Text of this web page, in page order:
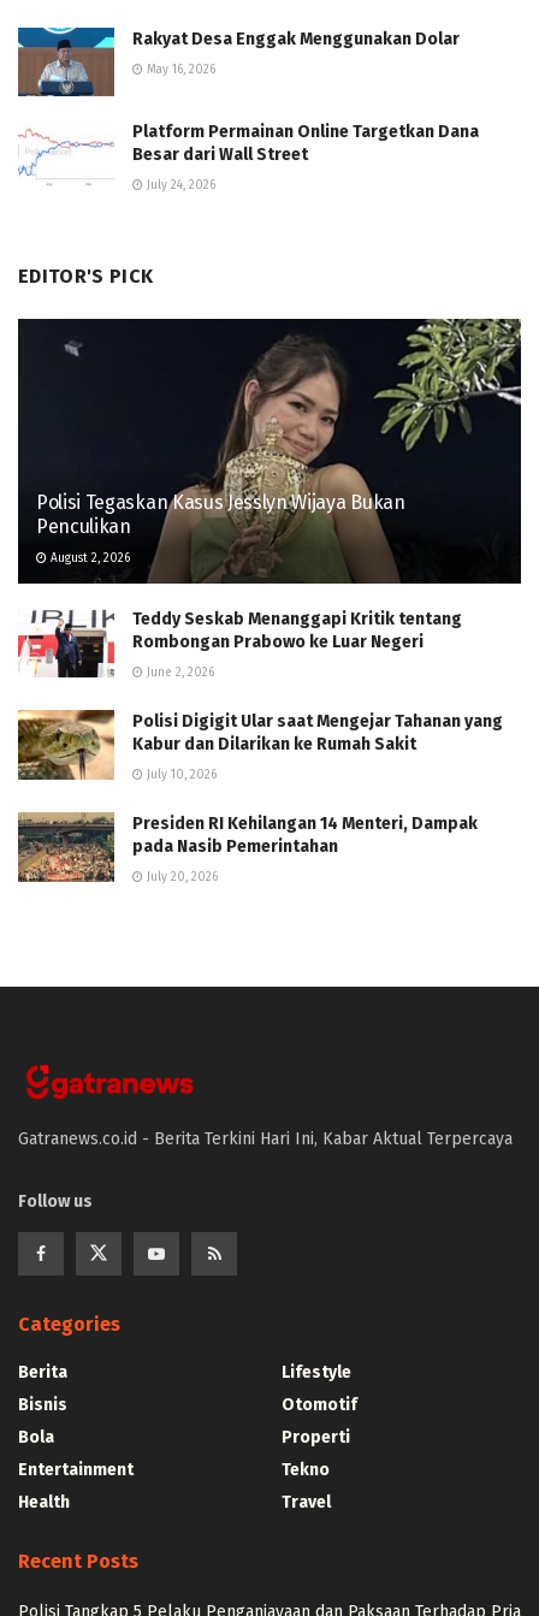
Rakyat Desa Enggak Menggunakan Dolar
May 16, 2026
Platform Permainan Online Targetkan Dana
Besar dari Wall Street
July 24, 2026
EDITOR'S PICK
Polisi Tegaskan Kasus Jesslyn Wijaya Bukan
Penculikan
August 2, 2026
Teddy Seskab Menanggapi Kritik tentang
Rombongan Prabowo ke Luar Negeri
June 2, 2026
Polisi Digigit Ular saat Mengejar Tahanan yang
Kabur dan Dilarikan ke Rumah Sakit
July 10, 2026
Presiden RI Kehilangan 14 Menteri, Dampak
pada Nasib Pemerintahan
July 20, 2026
Gatranews.co.id - Berita Terkini Hari Ini, Kabar Aktual Terpercaya
Follow us
Categories
Berita
Bisnis
Bola
Entertainment
Health
Lifestyle
Otomotif
Properti
Tekno
Travel
Recent Posts
Polisi Tangkap 5 Pelaku Penganiayaan dan Paksaan Terhadap Pria